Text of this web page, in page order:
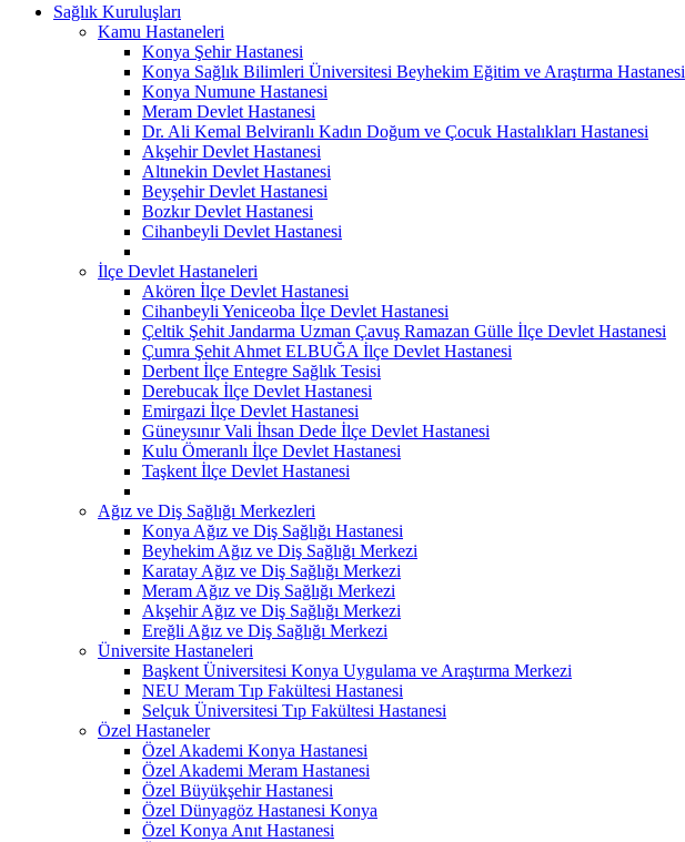
Sağlık Kuruluşları
Kamu Hastaneleri
Konya Şehir Hastanesi
Konya Sağlık Bilimleri Üniversitesi Beyhekim Eğitim ve Araştırma Hastanesi
Konya Numune Hastanesi
Meram Devlet Hastanesi
Dr. Ali Kemal Belviranlı Kadın Doğum ve Çocuk Hastalıkları Hastanesi
Akşehir Devlet Hastanesi
Altınekin Devlet Hastanesi
Beyşehir Devlet Hastanesi
Bozkır Devlet Hastanesi
Cihanbeyli Devlet Hastanesi
İlçe Devlet Hastaneleri
Akören İlçe Devlet Hastanesi
Cihanbeyli Yeniceoba İlçe Devlet Hastanesi
Çeltik Şehit Jandarma Uzman Çavuş Ramazan Gülle İlçe Devlet Hastanesi
Çumra Şehit Ahmet ELBUĞA İlçe Devlet Hastanesi
Derbent İlçe Entegre Sağlık Tesisi
Derebucak İlçe Devlet Hastanesi
Emirgazi İlçe Devlet Hastanesi
Güneysınır Vali İhsan Dede İlçe Devlet Hastanesi
Kulu Ömeranlı İlçe Devlet Hastanesi
Taşkent İlçe Devlet Hastanesi
Ağız ve Diş Sağlığı Merkezleri
Konya Ağız ve Diş Sağlığı Hastanesi
Beyhekim Ağız ve Diş Sağlığı Merkezi
Karatay Ağız ve Diş Sağlığı Merkezi
Meram Ağız ve Diş Sağlığı Merkezi
Akşehir Ağız ve Diş Sağlığı Merkezi
Ereğli Ağız ve Diş Sağlığı Merkezi
Üniversite Hastaneleri
Başkent Üniversitesi Konya Uygulama ve Araştırma Merkezi
NEU Meram Tıp Fakültesi Hastanesi
Selçuk Üniversitesi Tıp Fakültesi Hastanesi
Özel Hastaneler
Özel Akademi Konya Hastanesi
Özel Akademi Meram Hastanesi
Özel Büyükşehir Hastanesi
Özel Dünyagöz Hastanesi Konya
Özel Konya Anıt Hastanesi